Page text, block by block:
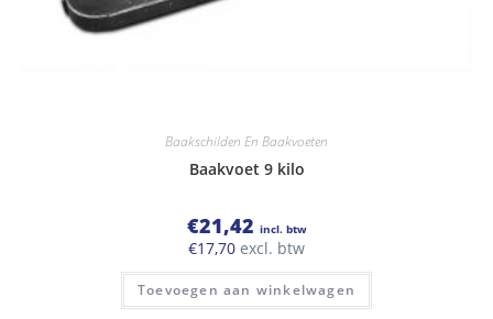
Baakschilden En Baakvoeten
Baakvoet 9 kilo
€21,42 incl. btw
€17,70 excl. btw
Toevoegen aan winkelwagen